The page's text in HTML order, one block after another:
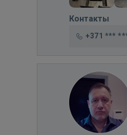
Контакты
+371 ***